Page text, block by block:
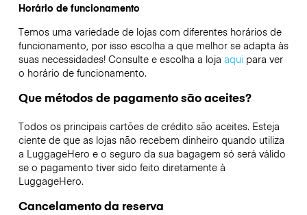
Horário de funcionamento
Temos uma variedade de lojas com diferentes horários de
funcionamento, por isso escolha a que melhor se adapta às
suas necessidades! Consulte e escolha a loja aquipara ver
o horário de funcionamento.
Que métodos de pagamento são aceites?
Todos os principais cartões de crédito são aceites. Esteja
ciente de que as lojas não recebem dinheiro quando utiliza
a LuggageHero e o seguro da sua bagagem só será válido
se o pagamento tiver sido feito diretamente à
LuggageHero.
Cancelamento da reserva